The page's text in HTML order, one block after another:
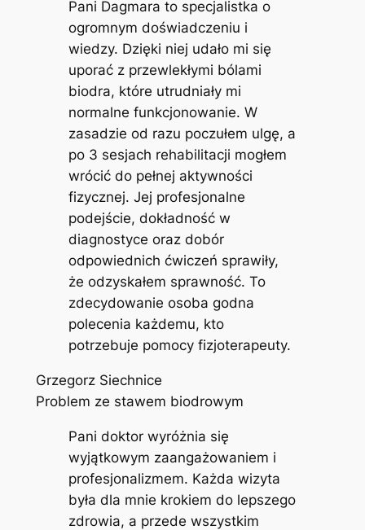
Pani Dagmara to specjalistka o
ogromnym doświadczeniu i
wiedzy. Dzięki niej udało mi się
uporać z przewlekłymi bólami
biodra, które utrudniały mi
normalne funkcjonowanie. W
zasadzie od razu poczułem ulgę, a
po 3 sesjach rehabilitacji mogłem
wrócić do pełnej aktywności
fizycznej. Jej profesjonalne
podejście, dokładność w
diagnostyce oraz dobór
odpowiednich ćwiczeń sprawiły,
że odzyskałem sprawność. To
zdecydowanie osoba godna
polecenia każdemu, kto
potrzebuje pomocy fizjoterapeuty.
Grzegorz Siechnice
Problem ze stawem biodrowym
Pani doktor wyróżnia się
wyjątkowym zaangażowaniem i
profesjonalizmem. Każda wizyta
była dla mnie krokiem do lepszego
zdrowia, a przede wszystkim